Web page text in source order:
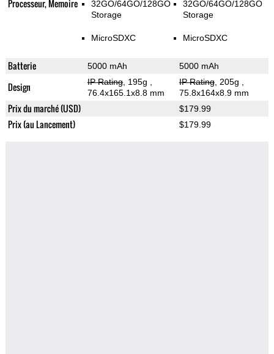
Processeur, Memoire
32GO/64GO/128GO
Storage
MicroSDXC
32GO/64GO/128GO
Storage
MicroSDXC
Batterie 5000 mAh 5000 mAh
Design IP Rating, 195g
76.4x165.1x8.8 mm
IP Rating, 205g
75.8x164x8.9 mm
Prix du marché (USD) $179.99
Prix (au Lancement) $179.99